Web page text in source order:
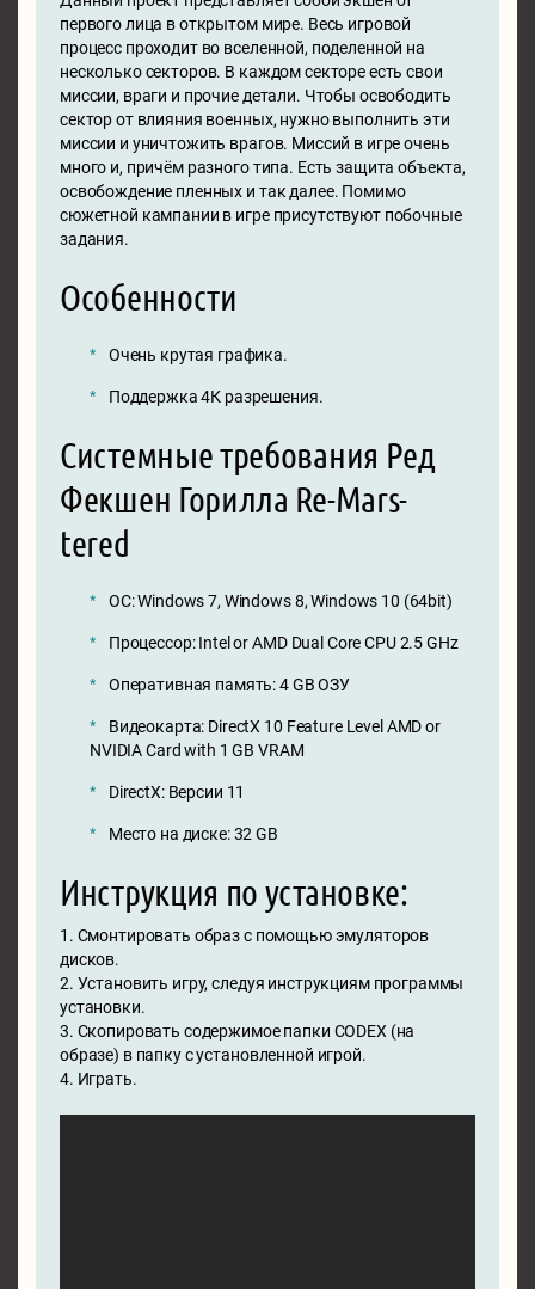
первого лица в открытом мире. Весь игровой
процесс проходит во вселенной, поделенной на
несколько секторов. В каждом секторе есть свои
миссии, враги и прочие детали. Чтобы освободить
сектор от влияния военных, нужно выполнить эти
миссии и уничтожить врагов. Миссий в игре очень
много и, причём разного типа. Есть защита объекта,
освобождение пленных и так далее. Помимо
сюжетной кампании в игре присутствуют побочные
задания.
Особенности
Очень крутая графика.
Поддержка 4К разрешения.
Системные требования Ред
Фекшен Горилла Re-Mars-
tered
ОС: Windows 7, Windows 8, Windows 10 (64bit)
Процессор: Intel or AMD Dual Core CPU 2.5 GHz
Оперативная память: 4 GB ОЗУ
Видеокарта: DirectX 10 Feature Level AMD or
NVIDIA Card with 1 GB VRAM
DirectX: Версии 11
Место на диске: 32 GB
Инструкция по установке:
1. Смонтировать образ с помощью эмуляторов
дисков.
2. Установить игру, следуя инструкциям программы
установки.
3. Скопировать содержимое папки CODEX (на
образе) в папку с установленной игрой.
4. Играть.